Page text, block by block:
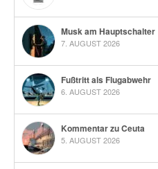
Musk am Hauptschalter
7. AUGUST 2026
Fußtritt als Flugabwehr
6. AUGUST 2026
Kommentar zu Ceuta
5. AUGUST 2026